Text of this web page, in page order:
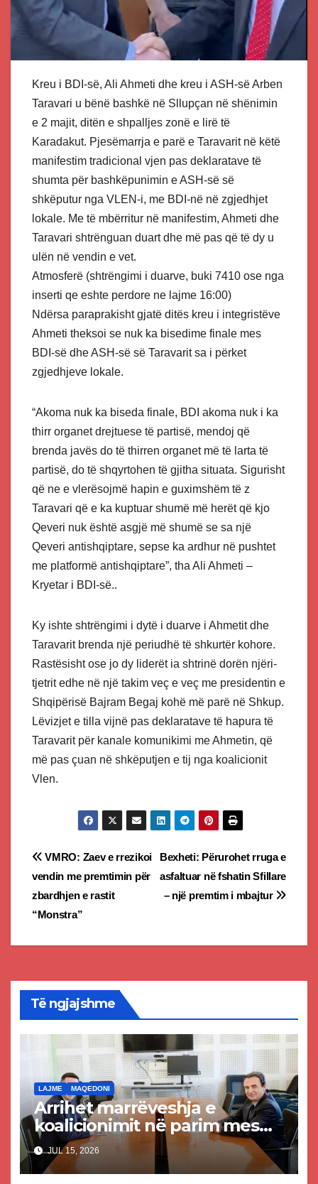
Kreu i BDI-së, Ali Ahmeti dhe kreu i ASH-së Arben
Taravari u bënë bashkë në Sllupçan në shënimin
e 2 majit, ditën e shpalljes zonë e lirë të
Karadakut. Pjesëmarrja e parë e Taravarit në këtë
manifestim tradicional vjen pas deklaratave të
shumta për bashkëpunimin e ASH-së së
shkëputur nga VLEN-i, me BDI-në në zgjedhjet
lokale. Me të mbërritur në manifestim, Ahmeti dhe
Taravari shtrënguan duart dhe më pas që të dy u
ulën në vendin e vet.
Atmosferë (shtrëngimi i duarve, buki 7410 ose nga
inserti qe eshte perdore ne lajme 16:00)
Ndërsa paraprakisht gjatë ditës kreu i integristëve
Ahmeti theksoi se nuk ka bisedime finale mes
BDI-së dhe ASH-së së Taravarit sa i përket
zgjedhjeve lokale.
“Akoma nuk ka biseda finale, BDI akoma nuk i ka
thirr organet drejtuese të partisë, mendoj që
brenda javës do të thirren organet më të larta të
partisë, do të shqyrtohen të gjitha situata. Sigurisht
që ne e vlerësojmë hapin e guximshëm të z
Taravari që e ka kuptuar shumë më herët që kjo
Qeveri nuk është asgjë më shumë se sa një
Qeveri antishqiptare, sepse ka ardhur në pushtet
me platformë antishqiptare”, tha Ali Ahmeti –
Kryetar i BDI-së..
Ky ishte shtrëngimi i dytë i duarve i Ahmetit dhe
Taravarit brenda një periudhë të shkurtër kohore.
Rastësisht ose jo dy liderët ia shtrinë dorën njëri-
tjetrit edhe në një takim veç e veç me presidentin e
Shqipërisë Bajram Begaj kohë më parë në Shkup.
Lëvizjet e tilla vijnë pas deklaratave të hapura të
Taravarit për kanale komunikimi me Ahmetin, që
më pas çuan në shkëputjen e tij nga koalicionit
Vlen.
Post
navigation
Bexheti: Përurohet rruga e
asfaltuar në fshatin Sfillare
– një premtim i mbajtur
VMRO: Zaev e rrezikoi
vendin me premtimin për
zbardhjen e rastit
“Monstra”
Të ngjajshme
LAJME MAQEDONI
Arrihet marrëveshja e
koalicionimit në parim mes
Kurtit dhe Abdixhikut
JUL 15, 2026